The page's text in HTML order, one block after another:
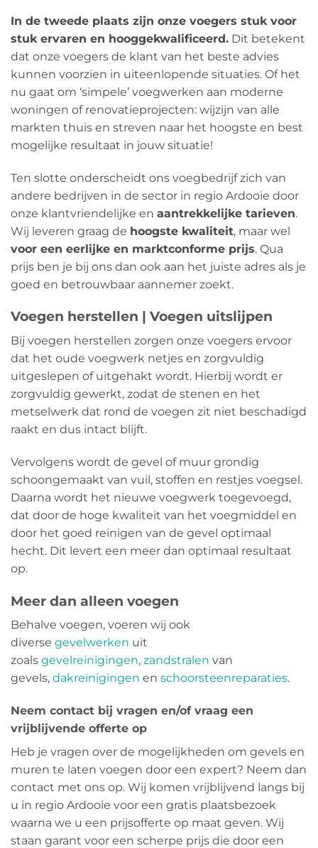
In de tweede plaats zijn onze voegers stuk voor
stuk ervaren en hooggekwalificeerd. Dit betekent
dat onze voegers de klant van het beste advies
kunnen voorzien in uiteenlopende situaties. Of het
nu gaat om ‘simpele’ voegwerken aan moderne
woningen of renovatieprojecten: wijzijn van alle
markten thuis en streven naar het hoogste en best
mogelijke resultaat in jouw situatie!
Ten slotte onderscheidt ons voegbedrijf zich van
andere bedrijven in de sector in regio Ardooie door
onze klantvriendelijke en aantrekkelijke tarieven.
Wij leveren graag de hoogste kwaliteit, maar wel
voor een eerlijke en marktconforme prijs. Qua
prijs ben je bij ons dan ook aan het juiste adres als je
goed en betrouwbaar aannemer zoekt.
Voegen herstellen | Voegen uitslijpen
Bij voegen herstellen zorgen onze voegers ervoor
dat het oude voegwerk netjes en zorgvuldig
uitgeslepen of uitgehakt wordt. Hierbij wordt er
zorgvuldig gewerkt, zodat de stenen en het
metselwerk dat rond de voegen zit niet beschadigd
raakt en dus intact blijft.
Vervolgens wordt de gevel of muur grondig
schoongemaakt van vuil, stoffen en restjes voegsel.
Daarna wordt het nieuwe voegwerk toegevoegd,
dat door de hoge kwaliteit van het voegmiddel en
door het goed reinigen van de gevel optimaal
hecht. Dit levert een meer dan optimaal resultaat
op.
Meer dan alleen voegen
Behalve voegen, voeren wij ook
diverse gevelwerken uit
zoals gevelreinigingen, zandstralen van
gevels, dakreinigingen en schoorsteenreparaties.
Neem contact bij vragen en/of vraag een
vrijblijvende offerte op
Heb je vragen over de mogelijkheden om gevels en
muren te laten voegen door een expert? Neem dan
contact met ons op. Wij komen vrijblijvend langs bij
u in regio Ardooie voor een gratis plaatsbezoek
waarna we u een prijsofferte op maat geven. Wij
staan garant voor een scherpe prijs die door een